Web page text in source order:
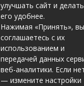
улучшать сайт и делать
его удобнее.
Нажимая «Принять», вы
соглашаетесь с их
использованием и
передачей данных
веб-аналитики. Если
— измените настройки